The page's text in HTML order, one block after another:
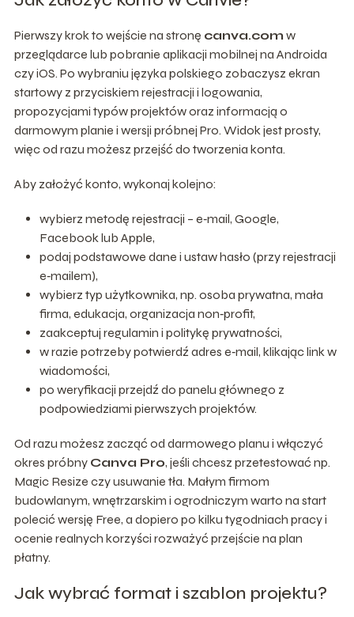
Pierwszy krok to wejście na stronę canva.com w
przeglądarce lub pobranie aplikacji mobilnej na Androida
czy iOS. Po wybraniu języka polskiego zobaczysz ekran
startowy z przyciskiem rejestracji i logowania,
propozycjami typów projektów oraz informacją o
darmowym planie i wersji próbnej Pro. Widok jest prosty,
więc od razu możesz przejść do tworzenia konta.
Aby założyć konto, wykonaj kolejno:
wybierz metodę rejestracji – e‑mail, Google,
Facebook lub Apple,
podaj podstawowe dane i ustaw hasło (przy rejestracji
e‑mailem),
wybierz typ użytkownika, np. osoba prywatna, mała
firma, edukacja, organizacja non‑profit,
zaakceptuj regulamin i politykę prywatności,
w razie potrzeby potwierdź adres e‑mail, klikając link w
wiadomości,
po weryfikacji przejdź do panelu głównego z
podpowiedziami pierwszych projektów.
Od razu możesz zacząć od darmowego planu i włączyć
okres próbny Canva Pro, jeśli chcesz przetestować np.
Magic Resize czy usuwanie tła. Małym firmom
budowlanym, wnętrzarskim i ogrodniczym warto na start
polecić wersję Free, a dopiero po kilku tygodniach pracy i
ocenie realnych korzyści rozważyć przejście na plan
płatny.
Jak wybrać format i szablon projektu?